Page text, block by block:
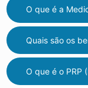
O que é a
Quais são os
O que é o PRP